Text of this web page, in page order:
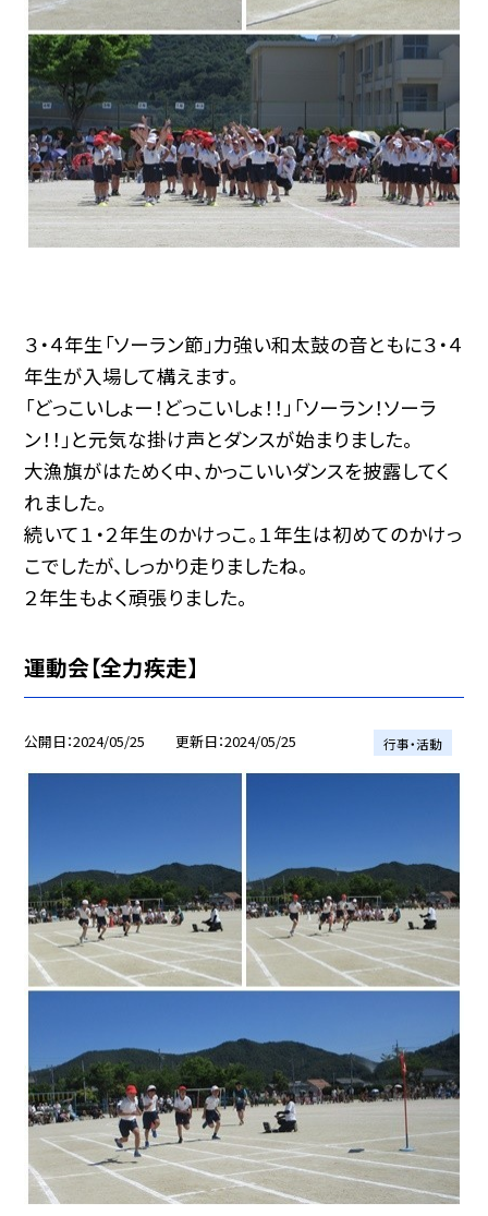
３・４年生「ソーラン節」力強い和太鼓の音ともに３・４
年生が入場して構えます。
「どっこいしょー！どっこいしょ！！」「ソーラン！ソーラ
ン！！」と元気な掛け声とダンスが始まりました。
大漁旗がはためく中、かっこいいダンスを披露してく
れました。
続いて１・２年生のかけっこ。１年生は初めてのかけっ
こでしたが、しっかり走りましたね。
２年生もよく頑張りました。
運動会【全力疾走】
公開日 2024/05/25 更新日 2024/05/25 行事・活動